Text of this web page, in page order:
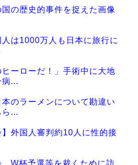
の歴史的事件を捉えた画像
は1000万人も日本に旅行に
ーローだ！」手術中に大地
病...
のラーメンについて勘違い
ら...
】外国人審判約10人に性的接
W杯予選等を裁くために訪